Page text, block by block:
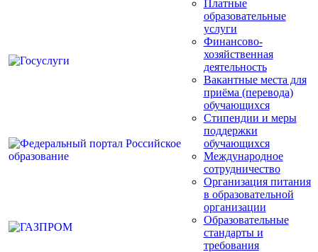
Платные
образовательные
услуги
Финансово-
хозяйственная
деятельность
Вакантные места для
приёма (перевода)
обучающихся
Стипендии и меры
поддержки
обучающихся
Международное
сотрудничество
Организация питания
в образовательной
организации
Образовательные
стандарты и
требования